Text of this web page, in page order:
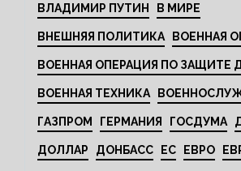
ВЛАДИМИР ПУТИН В МИРЕ
ВНЕШНЯЯ ПОЛИТИКА ВОЕННАЯ
ВОЕННАЯ ОПЕРАЦИЯ ПО ЗАЩИТЕ
ВОЕННАЯ ТЕХНИКА
ГАЗПРОМ ГЕРМАНИЯ ГОСДУМА
ДОЛЛАР ДОНБАСС ЕС ЕВРО